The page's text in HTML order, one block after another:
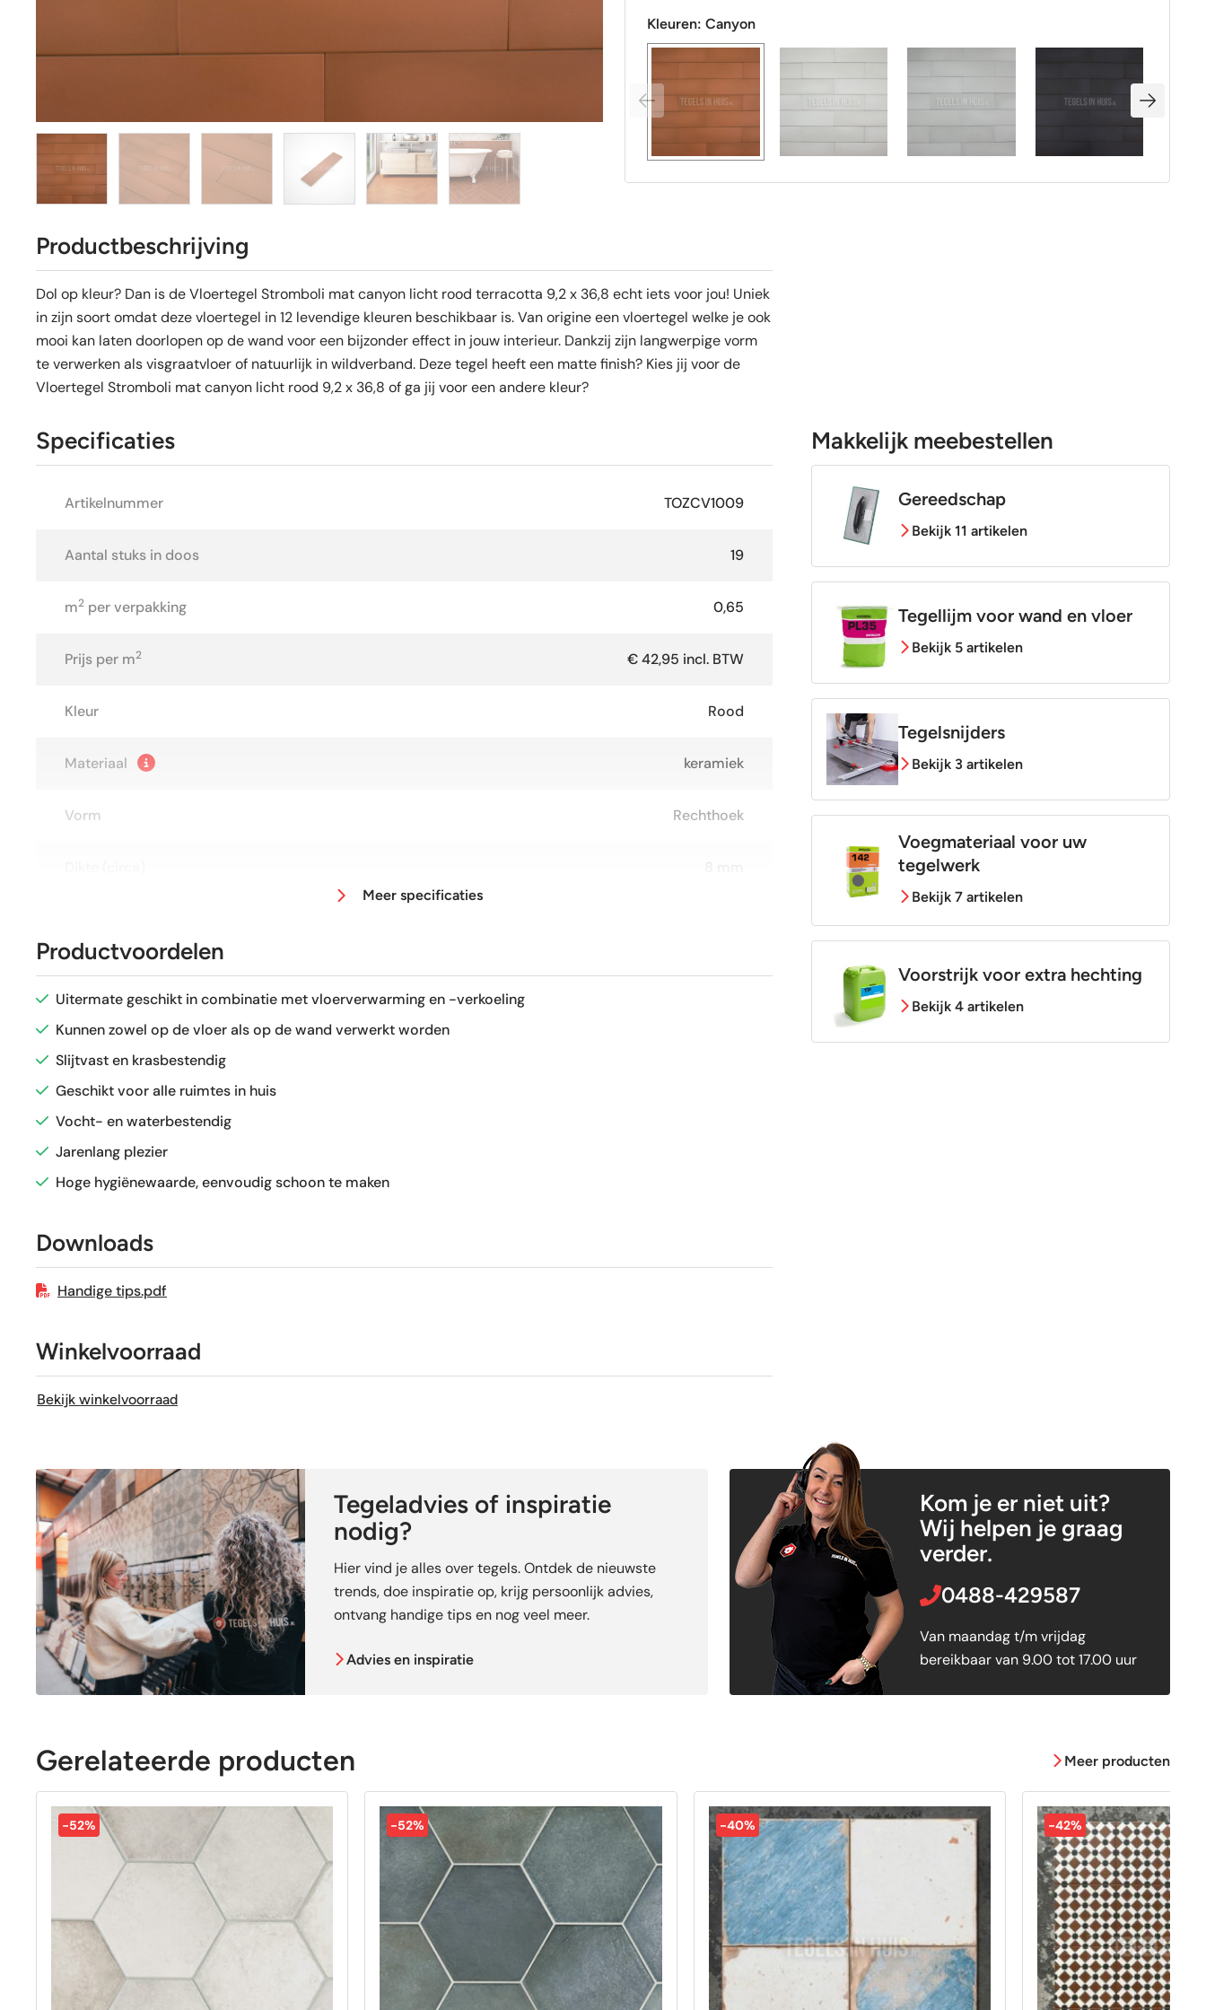
Kleuren: Canyon
Productbeschrijving
Dol op kleur? Dan is de Vloertegel Stromboli mat canyon licht rood terracotta 9,2 x 36,8 echt iets voor jou! Uniek
in zijn soort omdat deze vloertegel in 12 levendige kleuren beschikbaar is. Van origine een vloertegel welke je ook
mooi kan laten doorlopen op de wand voor een bijzonder effect in jouw interieur. Dankzij zijn langwerpige vorm
te verwerken als visgraatvloer of natuurlijk in wildverband. Deze tegel heeft een matte finish? Kies jij voor de
Vloertegel Stromboli mat canyon licht rood 9,2 x 36,8 of ga jij voor een andere kleur?
Specificaties
Artikelnummer TOZCV1009
Aantal stuks in doos 19
m2 per verpakking 0,65
Prijs per m2 € 42,95 incl. BTW
Kleur Rood
Materiaal keramiek
Vorm Rechthoek
Antislipwaarde R9
Glans / Mat
Vorstbestendig
Sortering
Craquelé
Geschikt voor vloerverwarming
Meer specificaties
Productvoordelen
Uitermate geschikt in combinatie met vloerverwarming en -verkoeling
Kunnen zowel op de vloer als op de wand verwerkt worden
Slijtvast en krasbestendig
Geschikt voor alle ruimtes in huis
Vocht- en waterbestendig
Jarenlang plezier
Hoge hygiënewaarde, eenvoudig schoon te maken
Downloads
Handige tips.pdf
Winkelvoorraad
Bekijk winkelvoorraad
Makkelijk meebestellen
Gereedschap
Bekijk 11 artikelen
Tegellijm voor wand en vloer
Bekijk 5 artikelen
Tegelsnijders
Bekijk 3 artikelen
Voegmateriaal voor uw
tegelwerk
Bekijk 7 artikelen
Voorstrijk voor extra hechting
Bekijk 4 artikelen
Tegeladvies of inspiratie
nodig?
Hier vind je alles over tegels. Ontdek de nieuwste
trends, doe inspiratie op, krijg persoonlijk advies,
ontvang handige tips en nog veel meer.
Advies en inspiratie
Kom je er niet uit?
Wij helpen je graag
verder.
0488-429587
Van maandag t/m vrijdag
bereikbaar van 9.00 tot 17.00 uur
Gerelateerde producten Meer producten
-52% -52% -40% -42%